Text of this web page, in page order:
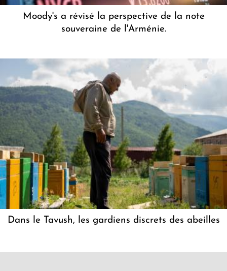
Moody's a révisé la perspective de la note
souveraine de l'Arménie.
Dans le Tavush, les gardiens discrets des abeilles